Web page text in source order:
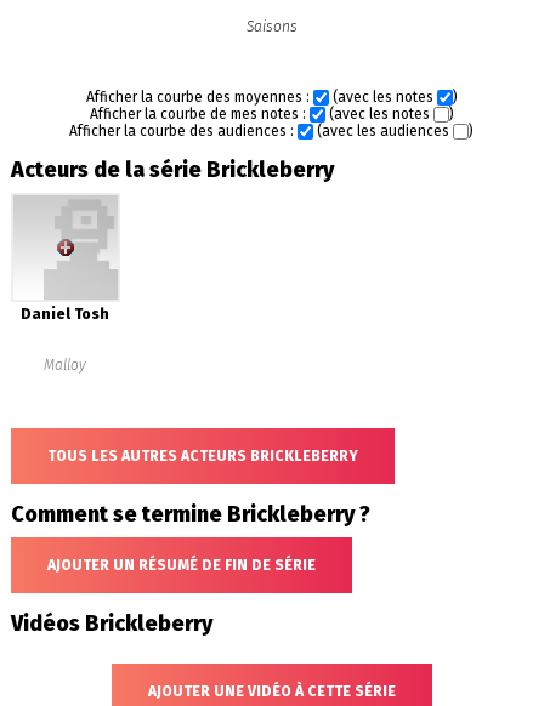
Saisons
Afficher la courbe des moyennes : (avec les notes
)
Afficher la courbe de mes notes :
(avec les notes
)
Afficher la courbe des audiences :
(avec les audiences )
Acteurs de la série Brickleberry
Daniel Tosh
Malloy
TOUS LES AUTRES ACTEURS BRICKLEBERRY
Comment se termine Brickleberry ?
AJOUTER UN RÉSUMÉ DE FIN DE SÉRIE
Vidéos Brickleberry
AJOUTER UNE VIDÉO À CETTE SÉRIE